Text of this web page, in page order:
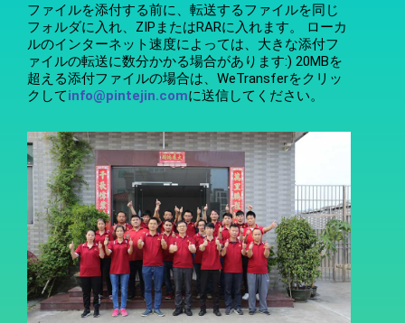
ファイルを添付する前に、転送するファイルを同じ
フォルダに入れ、ZIPまたはRARに入れます。 ローカ
ルのインターネット速度によっては、大きな添付フ
ァイルの転送に数分かかる場合があります:) 20MBを
超える添付ファイルの場合は、WeTransferをクリッ
クしてinfo@pintejin.comに送信してください。